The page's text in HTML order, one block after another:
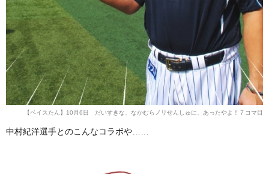
【ベイスたん】10月6日 だいすきな、なかむらノリせんしゅに、あったやよ！７コマ目
中村紀洋選手とのこんなコラボや……